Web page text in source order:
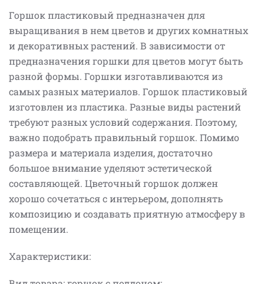
Горшок пластиковый предназначен для
выращивания в нем цветов и других комнатных
и декоративных растений. В зависимости от
предназначения горшки для цветов могут быть
разной формы. Горшки изготавливаются из
самых разных материалов. Горшок пластиковый
изготовлен из пластика. Разные виды растений
требуют разных условий содержания. Поэтому,
важно подобрать правильный горшок. Помимо
размера и материала изделия, достаточно
большое внимание уделяют эстетической
составляющей. Цветочный горшок должен
хорошо сочетаться с интерьером, дополнять
композицию и создавать приятную атмосферу в
помещении.
Характеристики: